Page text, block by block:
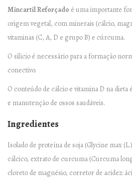
Mincartil Reforçado é uma importante
origem vegetal, com minerais (cálcio,
vitaminas (C, A, D e grupo B) e cúrcuma.
O silício é necessário para a formação
conectivo.
O conteúdo de cálcio e vitamina D na
e manutenção de ossos saudáveis.
Ingredientes
Isolado de proteína de soja (Glycine max
cálcico, extrato de curcuma (Curcuma
cloreto de magnésio, corretor de acidez: